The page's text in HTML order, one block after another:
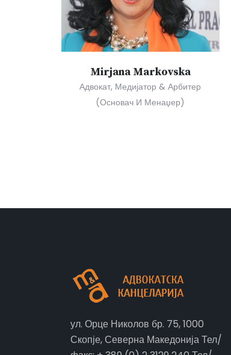
Mirjana Markovska
Адвокат, Медијатор & Арбитер
(основач И Менаџер)
ул. Орце Николов бр. 75, 1000
Скопје, Северна Македонија Тел/